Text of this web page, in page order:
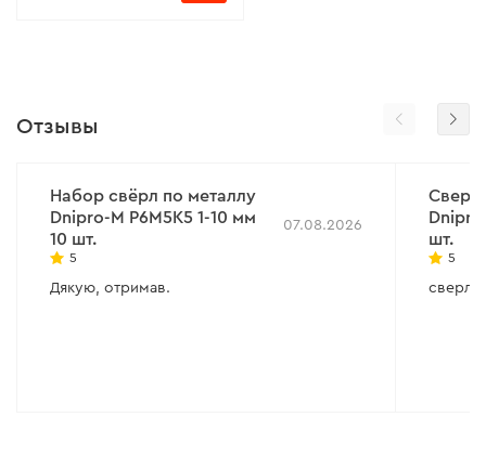
Отзывы
Набор свёрл по металлу
Dnipro-M Р6М5К5 1-10 мм
10 шт.
5
07.08.2026
Дякую, отримав.
шт.
5
сверло